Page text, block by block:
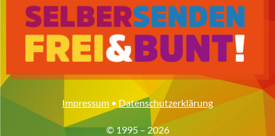
Impressum • Datenschutzerklärung
© 1995 – 2026